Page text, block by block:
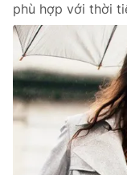
phù hợp với thời